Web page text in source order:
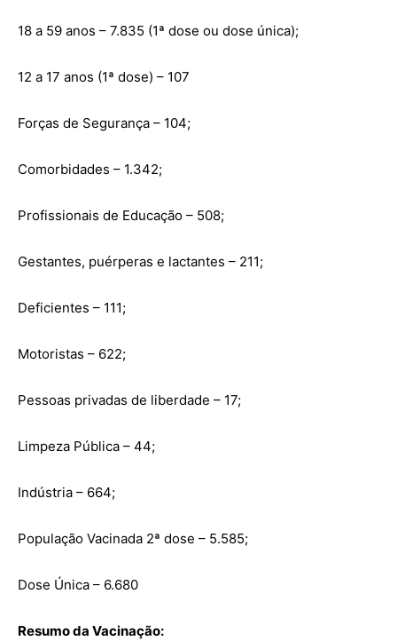
18 a 59 anos – 7.835 (1ª dose ou dose única);
12 a 17 anos (1ª dose) – 107
Forças de Segurança – 104;
Comorbidades – 1.342;
Profissionais de Educação – 508;
Gestantes, puérperas e lactantes – 211;
Deficientes – 111;
Motoristas – 622;
Pessoas privadas de liberdade – 17;
Limpeza Pública – 44;
Indústria – 664;
População Vacinada 2ª dose – 5.585;
Dose Única – 6.680
Resumo da Vacinação: